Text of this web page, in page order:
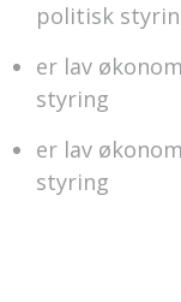
politisk
er lav
styring
er lav
styring